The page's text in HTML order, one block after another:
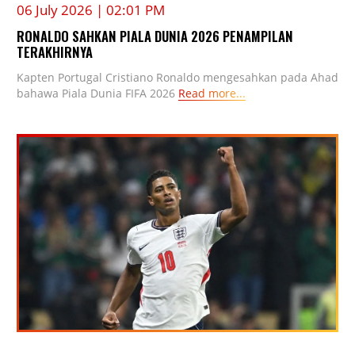
06 July 2026 | 02:01 PM
RONALDO SAHKAN PIALA DUNIA 2026 PENAMPILAN
TERAKHIRNYA
Kapten Portugal Cristiano Ronaldo mengesahkan pada Ahad
bahawa Piala Dunia FIFA 2026 Read more...